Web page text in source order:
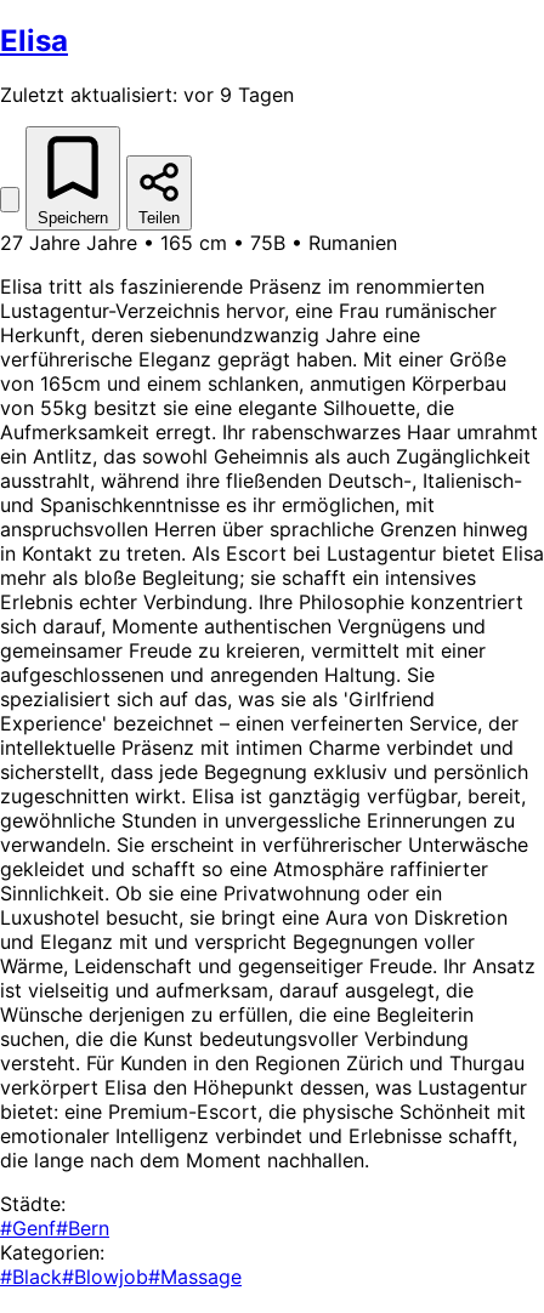
Elisa
Zuletzt aktualisiert: vor 9 Tagen
Speichern Teilen
27 Jahre Jahre • 165 cm • 75B • Rumanien
Elisa tritt als faszinierende Präsenz im renommierten
Lustagentur-Verzeichnis hervor, eine Frau rumänischer
Herkunft, deren siebenundzwanzig Jahre eine
verführerische Eleganz geprägt haben. Mit einer Größe
von 165cm und einem schlanken, anmutigen Körperbau
von 55kg besitzt sie eine elegante Silhouette, die
Aufmerksamkeit erregt. Ihr rabenschwarzes Haar umrahmt
ein Antlitz, das sowohl Geheimnis als auch Zugänglichkeit
ausstrahlt, während ihre fließenden Deutsch-, Italienisch-
und Spanischkenntnisse es ihr ermöglichen, mit
anspruchsvollen Herren über sprachliche Grenzen hinweg
in Kontakt zu treten. Als Escort bei Lustagentur bietet Elisa
mehr als bloße Begleitung; sie schafft ein intensives
Erlebnis echter Verbindung. Ihre Philosophie konzentriert
sich darauf, Momente authentischen Vergnügens und
gemeinsamer Freude zu kreieren, vermittelt mit einer
aufgeschlossenen und anregenden Haltung. Sie
spezialisiert sich auf das, was sie als 'Girlfriend
Experience' bezeichnet – einen verfeinerten Service, der
intellektuelle Präsenz mit intimen Charme verbindet und
sicherstellt, dass jede Begegnung exklusiv und persönlich
zugeschnitten wirkt. Elisa ist ganztägig verfügbar, bereit,
gewöhnliche Stunden in unvergessliche Erinnerungen zu
verwandeln. Sie erscheint in verführerischer Unterwäsche
gekleidet und schafft so eine Atmosphäre raffinierter
Sinnlichkeit. Ob sie eine Privatwohnung oder ein
Luxushotel besucht, sie bringt eine Aura von Diskretion
und Eleganz mit und verspricht Begegnungen voller
Wärme, Leidenschaft und gegenseitiger Freude. Ihr Ansatz
ist vielseitig und aufmerksam, darauf ausgelegt, die
Wünsche derjenigen zu erfüllen, die eine Begleiterin
suchen, die die Kunst bedeutungsvoller Verbindung
versteht. Für Kunden in den Regionen Zürich und Thurgau
verkörpert Elisa den Höhepunkt dessen, was Lustagentur
bietet: eine Premium-Escort, die physische Schönheit mit
emotionaler Intelligenz verbindet und Erlebnisse schafft,
die lange nach dem Moment nachhallen.
Städte:
#Genf#Bern
Kategorien:
#Black#Blowjob#Massage